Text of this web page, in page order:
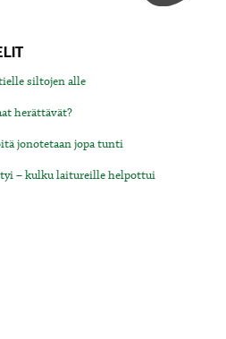
siltojen alle
herättävät?
jonotetaan jopa tunti
– kulku laitureille helpottui